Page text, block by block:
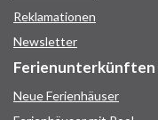
Reklamationen
Newsletter
Ferienunterkünften
Neue Ferienhäuser